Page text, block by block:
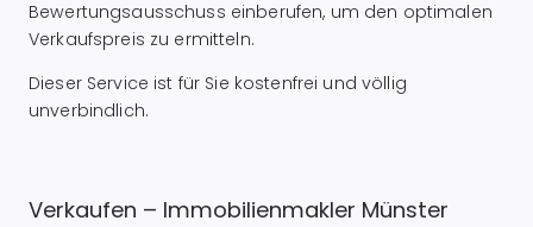
Bewertungsausschuss einberufen, um den optimalen
Verkaufspreis zu ermitteln.
Dieser Service ist für Sie kostenfrei und völlig
unverbindlich.
Verkaufen – Immobilienmakler Münster